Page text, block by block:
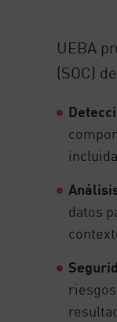
UEBA
(SOC)
datos